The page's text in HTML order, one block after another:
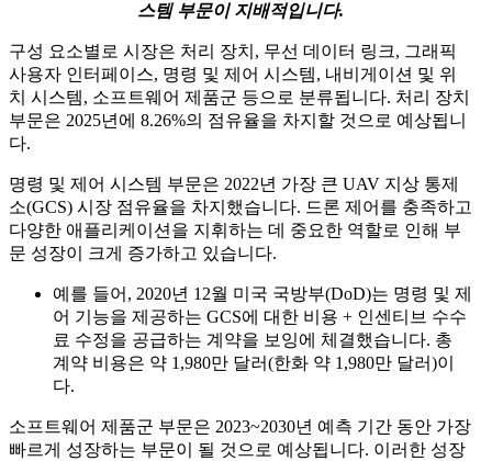
스템 부문이 지배적입니다.
구성 요소별로 시장은 처리 장치, 무선 데이터 링크, 그래픽
사용자 인터페이스, 명령 및 제어 시스템, 내비게이션 및 위
치 시스템, 소프트웨어 제품군 등으로 분류됩니다. 처리 장치
부문은 2025년에 8.26%의 점유율을 차지할 것으로 예상됩니
다.
명령 및 제어 시스템 부문은 2022년 가장 큰 UAV 지상 통제
소(GCS) 시장 점유율을 차지했습니다. 드론 제어를 충족하고
다양한 애플리케이션을 지휘하는 데 중요한 역할로 인해 부
문 성장이 크게 증가하고 있습니다.
예를 들어, 2020년 12월 미국 국방부(DoD)는 명령 및 제
어 기능을 제공하는 GCS에 대한 비용 + 인센티브 수수
료 수정을 공급하는 계약을 보잉에 체결했습니다. 총
계약 비용은 약 1,980만 달러(한화 약 1,980만 달러)이
다.
소프트웨어 제품군 부문은 2023~2030년 예측 기간 동안 가장
빠르게 성장하는 부문이 될 것으로 예상됩니다. 이러한 성장